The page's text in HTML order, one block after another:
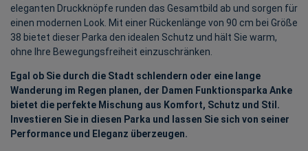
eleganten Druckknöpfe runden das Gesamtbild ab und sorgen für
einen modernen Look. Mit einer Rückenlänge von 90 cm bei Größe
38 bietet dieser Parka den idealen Schutz und hält Sie warm,
ohne Ihre Bewegungsfreiheit einzuschränken.
Egal ob Sie durch die Stadt schlendern oder eine lange
Wanderung im Regen planen, der Damen Funktionsparka Anke
bietet die perfekte Mischung aus Komfort, Schutz und Stil.
Investieren Sie in diesen Parka und lassen Sie sich von seiner
Performance und Eleganz überzeugen.